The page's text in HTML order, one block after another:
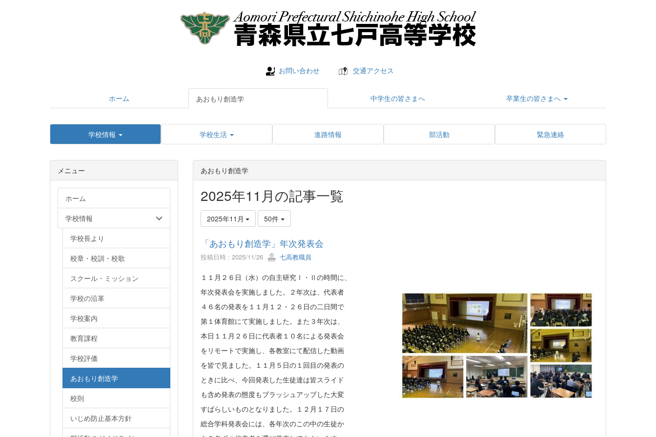
お問い合わせ 交通アクセス
ホーム あおもり創造学 中学生の皆さまへ 卒業生の皆さまへ
学校情報 学校生活 進路情報 部活動 緊急連絡
あおもり創造学
2025年11月の記事一覧
2025年11月 50件
「あおもり創造学」年次発表会
投稿日時 : 2025/11/26 七高教職員
１１月２６日（水）の自主研究Ⅰ・Ⅱの時間に、
年次発表会を実施しました。２年次は、代表者
４６名の発表を１１月１２・２６日の二日間で
第１体育館にて実施しました。また３年次は、
本日１１月２６日に代表者１０名による発表会
をリモートで実施し、各教室にて配信した動画
を皆で見ました。１１月５日の１回目の発表の
ときに比べ、今回発表した生徒達は皆スライド
も含め発表の態度もブラッシュアップした大変
すばらしいものとなりました。１２月１７日の
総合学科発表会には、各年次のこの中の生徒か
メニュー
ホーム
学校情報
学校長より
校章・校訓・校歌
スクール・ミッション
学校の沿革
学校案内
教育課程
学校評価
あおもり創造学
校則
いじめ防止基本方針